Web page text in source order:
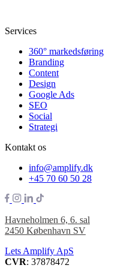
Services
360° markedsføring
Branding
Content
Design
Google Ads
SEO
Social
Strategi
Kontakt os
info@amplify.dk
+45 70 60 50 28
Havneholmen 6, 6. sal
2450 København SV
Lets Amplify ApS
CVR: 37878472